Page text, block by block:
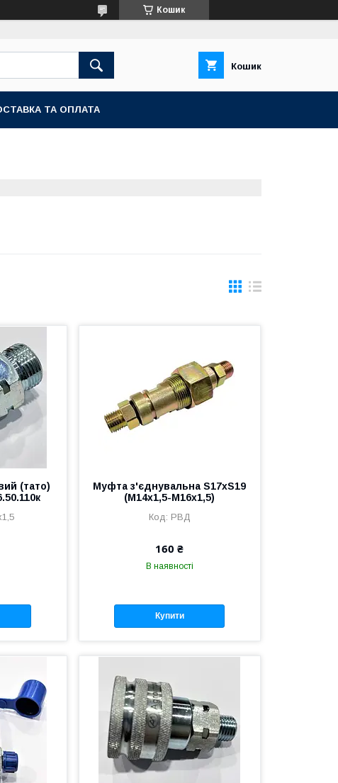
Кошик
Кошик
ТА ОПЛАТА
(тато)
Муфта з'єднувальна S17хS19
(М14х1,5-М16х1,5)
РВД
160 ₴
В наявності
Купити